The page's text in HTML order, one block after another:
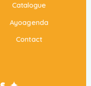
Catalogue
Ayoagenda
Contact